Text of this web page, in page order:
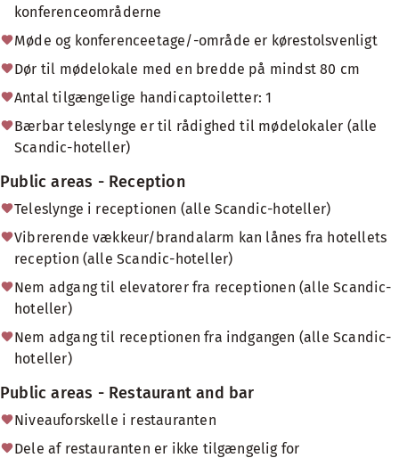
konferenceområderne
Møde og konferenceetage/-område er kørestolsvenligt
Dør til mødelokale med en bredde på mindst 80 cm
Antal tilgængelige handicaptoiletter: 1
Bærbar teleslynge er til rådighed til mødelokaler (alle
Scandic-hoteller)
Public areas - Reception
Teleslynge i receptionen (alle Scandic-hoteller)
Vibrerende vækkeur/brandalarm kan lånes fra hotellets
reception (alle Scandic-hoteller)
Nem adgang til elevatorer fra receptionen (alle Scandic-
hoteller)
Nem adgang til receptionen fra indgangen (alle Scandic-
hoteller)
Public areas - Restaurant and bar
Niveauforskelle i restauranten
Dele af restauranten er ikke tilgængelig for